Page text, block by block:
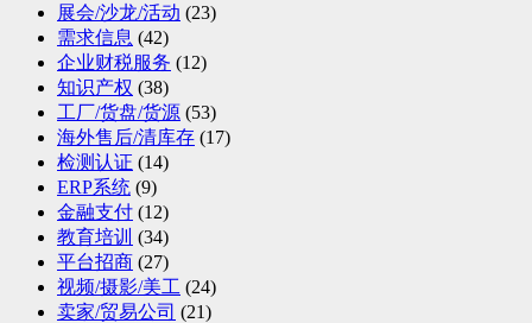
展会/沙龙/活动 (23)
需求信息 (42)
企业财税服务 (12)
知识产权 (38)
工厂/货盘/货源 (53)
海外售后/清库存 (17)
检测认证 (14)
ERP系统 (9)
金融支付 (12)
教育培训 (34)
平台招商 (27)
视频/摄影/美工 (24)
卖家/贸易公司 (21)